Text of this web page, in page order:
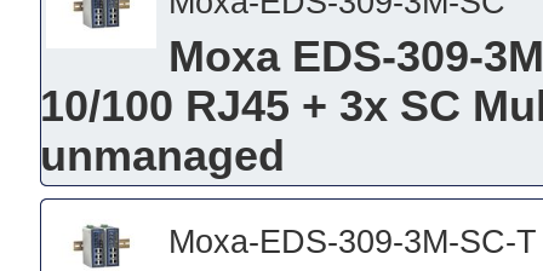
Moxa EDS-309-
10/100 RJ45 + 3x SC
unmanaged
Moxa-EDS-309-3M-SC-T